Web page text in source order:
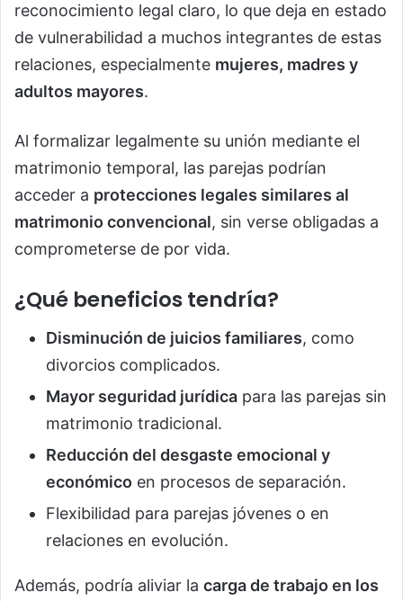
reconocimiento legal claro, lo que deja en estado
de vulnerabilidad a muchos integrantes de estas
relaciones, especialmente mujeres, madres y
adultos mayores.
Al formalizar legalmente su unión mediante el
matrimonio temporal, las parejas podrían
acceder a protecciones legales similares al
matrimonio convencional, sin verse obligadas a
comprometerse de por vida.
¿Qué beneficios tendría?
Disminución de juicios familiares, como
divorcios complicados.
Mayor seguridad jurídica para las parejas sin
matrimonio tradicional.
Reducción del desgaste emocional y
económico en procesos de separación.
Flexibilidad para parejas jóvenes o en
relaciones en evolución.
Además, podría aliviar la carga de trabajo en los